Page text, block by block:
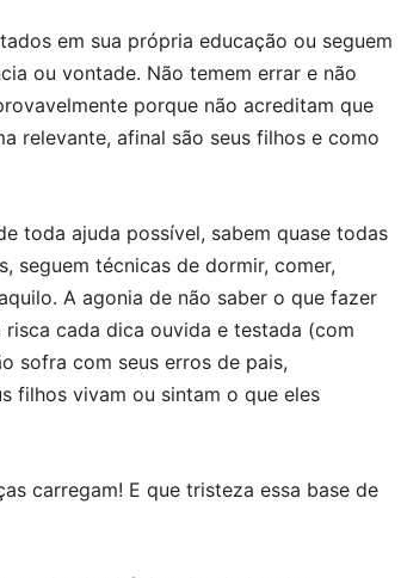
em sua própria educação ou seguem
ou vontade. Não temem errar e não
porque não acreditam que
relevante, afinal são seus filhos e como
toda ajuda possível, sabem quase todas
seguem técnicas de dormir, comer,
A agonia de não saber o que fazer
cada dica ouvida e testada (com
sofra com seus erros de pais,
filhos vivam ou sintam o que eles
carregam! E que tristeza essa base de